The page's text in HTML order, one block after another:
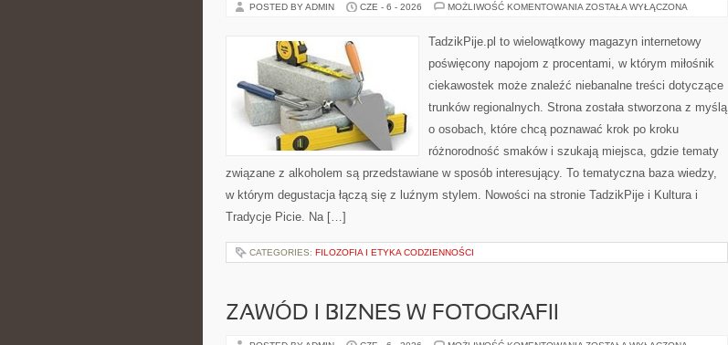
POSTED BY ADMIN CZE - 6 - 2026 MOŻLIWOŚĆ KOMENTOWANIA CIEKAWOSTKI
ZOSTAŁA WYŁĄCZONA
TadzikPije.pl to wielowątkowy magazyn internetowy
poświęcony napojom z procentami, w którym miłośnik
ciekawostek może znaleźć niebanalne treści dotyczące
trunków regionalnych. Strona została stworzona z myślą
o osobach, które chcą poznawać krok po kroku
różnorodność smaków i szukają miejsca, gdzie tematy
związane z alkoholem są przedstawiane w sposób interesujący. To tematyczna baza wiedzy,
w którym degustacja łączą się z luźnym stylem. Nowości na stronie TadzikPije i Kultura i
Tradycje Picie. Na […]
CATEGORIES: FILOZOFIA I ETYKA CODZIENNOŚCI
ZAWÓD I BIZNES W FOTOGRAFII